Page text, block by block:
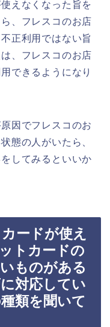
えなくなった旨を
、フレスコのお店
正利用ではない旨
、フレスコのお店
できるようになり
因でフレスコのお
態の人がいたら、
してみるといいか
ードが使え
トカードの
ものがある
対応してい
類を聞いて